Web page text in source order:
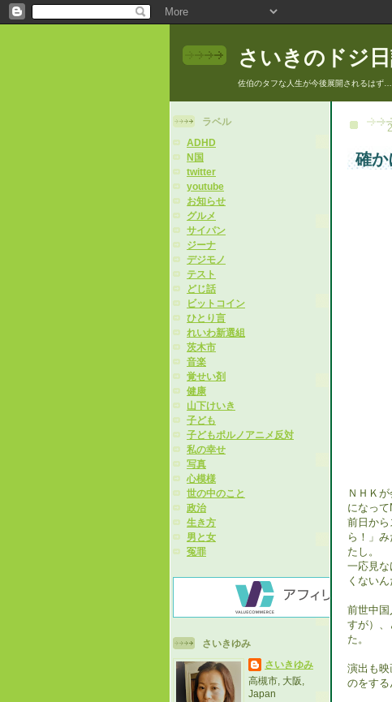
さいきのドジ日
佐伯のタフな人生が今後展開されるはず…
ラベル
ADHD
N国
twitter
youtube
お知らせ
グルメ
サイパン
ジーナ
デジモノ
テスト
どじ話
ビットコイン
ひとり言
れいわ新選組
茨木市
音楽
覚せい剤
健康
山下けいき
子ども
子どもポルノアニメ反対
私の幸せ
写真
心模様
世の中のこと
政治
生き方
男と女
冤罪
さいきゆみ
さいきゆみ
高槻市, 大阪,
Japan
確か
ＮＨＫ
になって
前日か
ら！」
たし。
一応見
くないん
前世中
すが）
た。
演出も
のをする